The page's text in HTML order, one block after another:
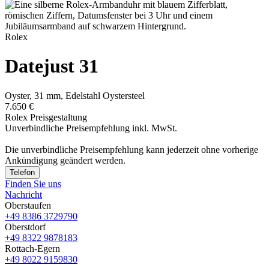
Rolex
Datejust 31
Oyster, 31 mm, Edelstahl Oystersteel
7.650 €
Rolex Preisgestaltung
Unverbindliche Preisempfehlung inkl. MwSt.
Die unverbindliche Preis­empfehlung kann jederzeit ohne vorherige
Ankündigung geändert werden.
Telefon
Finden Sie uns
Nachricht
Oberstaufen
+49 8386 3729790
Oberstdorf
+49 8322 9878183
Rottach-Egern
+49 8022 9159830